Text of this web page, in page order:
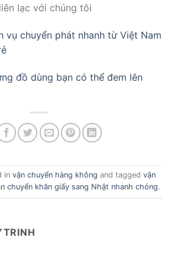
lạc với chúng tôi
vụ chuyển phát nhanh từ Việt Nam
đồ dùng bạn có thể đem lên
in vận chuyển hàng không and tagged vận
chuyển khăn giấy sang Nhật nhanh chóng.